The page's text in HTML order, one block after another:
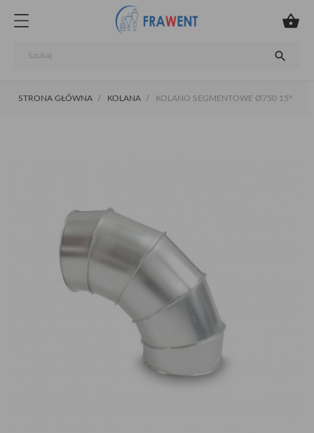


STRONA GŁÓWNA KOLANA KOLANO SEGMENTOWE Ø750 15°